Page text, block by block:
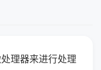
理器来进行处理